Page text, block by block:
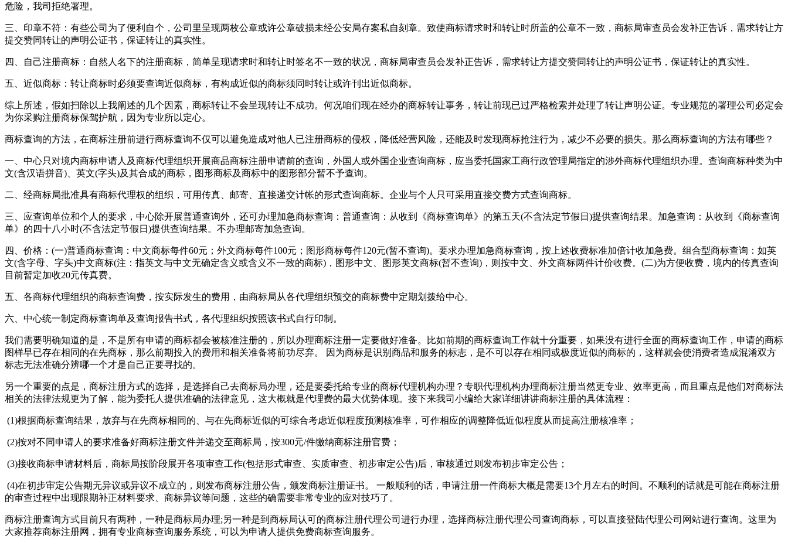
危险，我司拒绝署理。
三、印章不符：有些公司为了便利自个，公司里呈现两枚公章或许公章破损未经公安局存案私自刻章。致使商标请求时和转让时所盖的公章不一致，商标局审查员会发补正告诉，需求转让方
提交赞同转让的声明公证书，保证转让的真实性。
四、自己注册商标：自然人名下的注册商标，简单呈现请求时和转让时签名不一致的状况，商标局审查员会发补正告诉，需求转让方提交赞同转让的声明公证书，保证转让的真实性。
五、近似商标：转让商标时必须要查询近似商标，有构成近似的商标须同时转让或许刊出近似商标。
综上所述，假如扫除以上我阐述的几个因素，商标转让不会呈现转让不成功。何况咱们现在经办的商标转让事务，转让前现已过严格检索并处理了转让声明公证。专业规范的署理公司必定会
为你采购注册商标保驾护航，因为专业所以定心。
商标查询的方法，在商标注册前进行商标查询不仅可以避免造成对他人已注册商标的侵权，降低经营风险，还能及时发现商标抢注行为，减少不必要的损失。那么商标查询的方法有哪些？
一、中心只对境内商标申请人及商标代理组织开展商品商标注册申请前的查询，外国人或外国企业查询商标，应当委托国家工商行政管理局指定的涉外商标代理组织办理。查询商标种类为中
文(含汉语拼音)、英文(字头)及其合成的商标，图形商标及商标中的图形部分暂不予查询。
二、经商标局批准具有商标代理权的组织，可用传真、邮寄、直接递交计帐的形式查询商标。企业与个人只可采用直接交费方式查询商标。
三、应查询单位和个人的要求，中心除开展普通查询外，还可办理加急商标查询：普通查询：从收到《商标查询单》的第五天(不含法定节假日)提供查询结果。加急查询：从收到《商标查询
单》的四十八小时(不含法定节假日)提供查询结果。不办理邮寄加急查询。
四、价格：(一)普通商标查询：中文商标每件60元；外文商标每件100元；图形商标每件120元(暂不查询)。要求办理加急商标查询，按上述收费标准加倍计收加急费。组合型商标查询：如英
文(含字母、字头)中文商标(注：指英文与中文无确定含义或含义不一致的商标)，图形中文、图形英文商标(暂不查询)，则按中文、外文商标两件计价收费。(二)为方便收费，境内的传真查询
目前暂定加收20元传真费。
五、各商标代理组织的商标查询费，按实际发生的费用，由商标局从各代理组织预交的商标费中定期划拨给中心。
六、中心统一制定商标查询单及查询报告书式，各代理组织按照该书式自行印制。
我们需要明确知道的是，不是所有申请的商标都会被核准注册的，所以办理商标注册一定要做好准备。比如前期的商标查询工作就十分重要，如果没有进行全面的商标查询工作，申请的商标
图样早已存在相同的在先商标，那么前期投入的费用和相关准备将前功尽弃。 因为商标是识别商品和服务的标志，是不可以存在相同或极度近似的商标的，这样就会使消费者造成混淆双方
标志无法准确分辨哪一个才是自己正要寻找的。
另一个重要的点是，商标注册方式的选择，是选择自己去商标局办理，还是要委托给专业的商标代理机构办理？专职代理机构办理商标注册当然更专业、效率更高，而且重点是他们对商标法
相关的法律法规更为了解，能为委托人提供准确的法律意见，这大概就是代理费的最大优势体现。接下来我司小编给大家详细讲讲商标注册的具体流程：
(1)根据商标查询结果，放弃与在先商标相同的、与在先商标近似的可综合考虑近似程度预测核准率，可作相应的调整降低近似程度从而提高注册核准率；
(2)按对不同申请人的要求准备好商标注册文件并递交至商标局，按300元/件缴纳商标注册官费；
(3)接收商标申请材料后，商标局按阶段展开各项审查工作(包括形式审查、实质审查、初步审定公告)后，审核通过则发布初步审定公告；
(4)在初步审定公告期无异议或异议不成立的，则发布商标注册公告，颁发商标注册证书。 一般顺利的话，申请注册一件商标大概是需要13个月左右的时间。不顺利的话就是可能在商标注册
的审查过程中出现限期补正材料要求、商标异议等问题，这些的确需要非常专业的应对技巧了。
商标注册查询方式目前只有两种，一种是商标局办理;另一种是到商标局认可的商标注册代理公司进行办理，选择商标注册代理公司查询商标，可以直接登陆代理公司网站进行查询。这里为
大家推荐商标注册网，拥有专业商标查询服务系统，可以为申请人提供免费商标查询服务。